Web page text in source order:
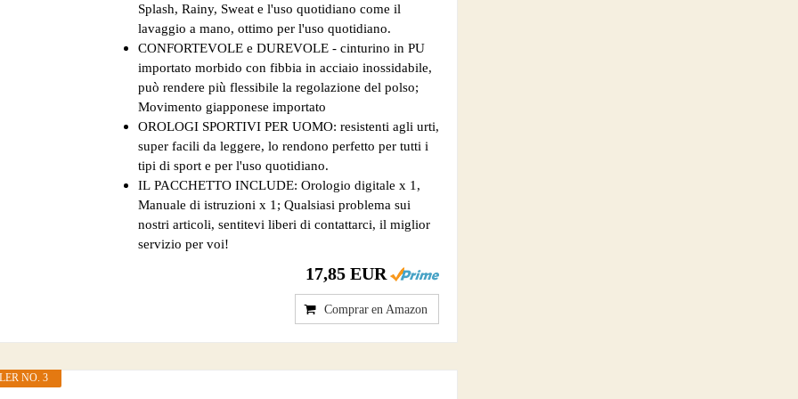
Splash, Rainy, Sweat e l'uso quotidiano come il
lavaggio a mano, ottimo per l'uso quotidiano.
CONFORTEVOLE e DUREVOLE - cinturino in PU
importato morbido con fibbia in acciaio inossidabile,
può rendere più flessibile la regolazione del polso;
Movimento giapponese importato
OROLOGI SPORTIVI PER UOMO: resistenti agli urti,
super facili da leggere, lo rendono perfetto per tutti i
tipi di sport e per l'uso quotidiano.
IL PACCHETTO INCLUDE: Orologio digitale x 1,
Manuale di istruzioni x 1; Qualsiasi problema sui
nostri articoli, sentitevi liberi di contattarci, il miglior
servizio per voi!
17,85 EUR
Comprar en Amazon
NO. 3